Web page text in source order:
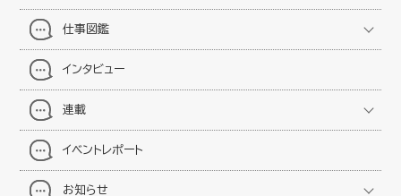
仕事図鑑
インタビュー
連載
イベントレポート
お知らせ